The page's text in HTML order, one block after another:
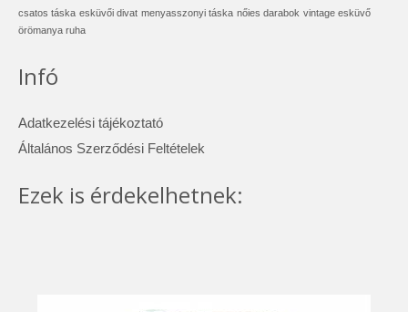
csatos táska esküvői divat menyasszonyi táska nőies darabok vintage esküvő
örömanya ruha
Infó
Adatkezelési tájékoztató
Általános Szerződési Feltételek
Ezek is érdekelhetnek: